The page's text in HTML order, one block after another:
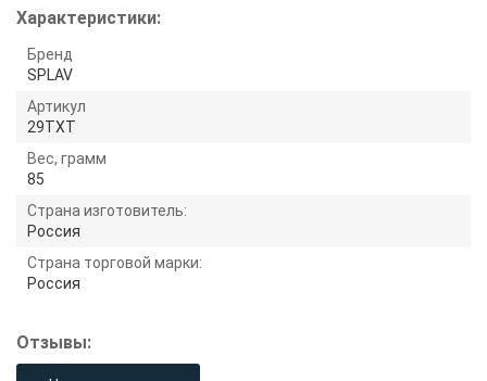
Характеристики:
Бренд
SPLAV
Артикул
29TXT
Вес, грамм
85
Страна изготовитель:
Россия
Страна торговой марки:
Россия
Отзывы: